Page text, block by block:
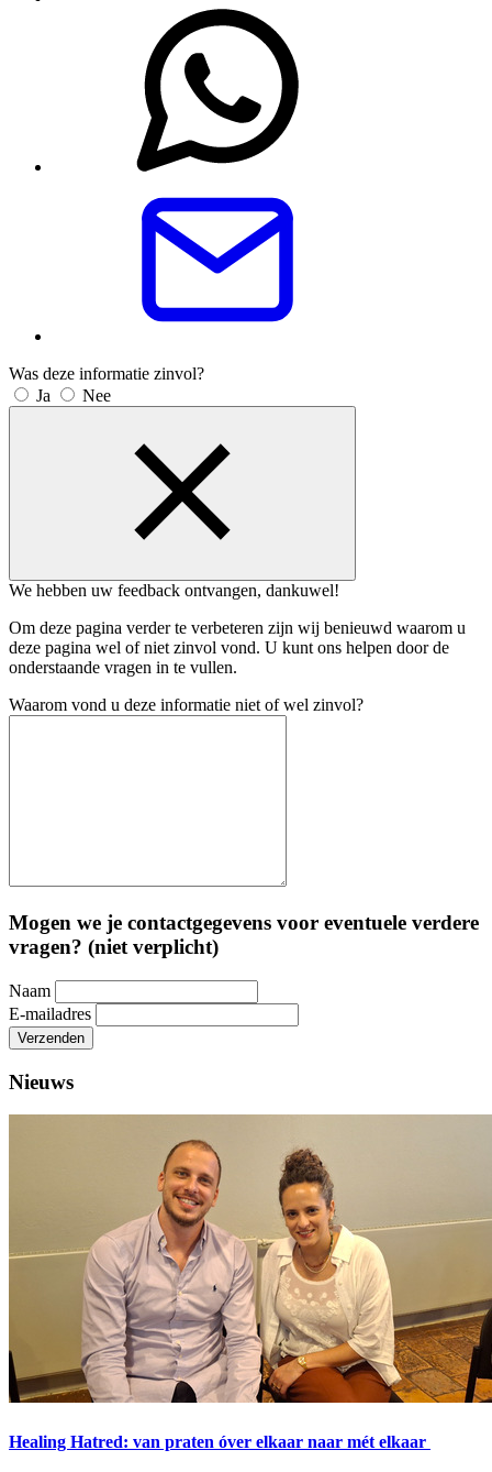
Was deze informatie zinvol?
Ja
Nee
We hebben uw feedback ontvangen, dankuwel!
Om deze pagina verder te verbeteren zijn wij benieuwd waarom u
deze pagina wel of niet zinvol vond. U kunt ons helpen door de
onderstaande vragen in te vullen.
Waarom vond u deze informatie niet of wel zinvol?
Mogen we je contactgegevens voor eventuele verdere
vragen? (niet verplicht)
Naam
E-mailadres
Verzenden
Nieuws
Healing Hatred: van praten óver elkaar naar mét elkaar